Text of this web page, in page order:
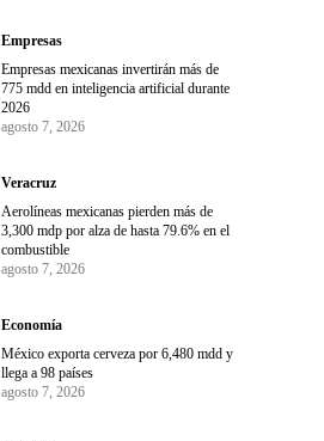
Empresas
Empresas mexicanas invertirán más de
775 mdd en inteligencia artificial durante
2026
agosto 7, 2026
Veracruz
Aerolíneas mexicanas pierden más de
3,300 mdp por alza de hasta 79.6% en el
combustible
agosto 7, 2026
Economía
México exporta cerveza por 6,480 mdd y
llega a 98 países
agosto 7, 2026